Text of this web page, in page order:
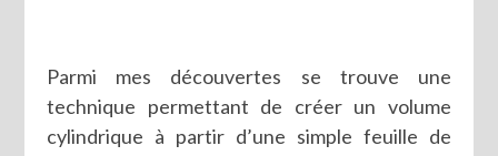
Parmi mes découvertes se trouve une
technique permettant de créer un volume
cylindrique à partir d’une simple feuille de